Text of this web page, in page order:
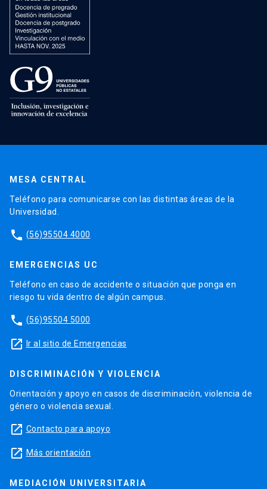
MESA CENTRAL
Teléfono para comunicarse con las distintas áreas de la
Universidad.
phone (56)95504 4000
EMERGENCIAS UC
Teléfono en caso de accidente o situación que ponga en
riesgo tu vida dentro de algún campus.
phone (56)95504 5000
launch Ir al sitio de Emergencias
DISCRIMINACIÓN Y VIOLENCIA
Orientación y apoyo en casos de discriminación, violencia de
género o violencia sexual.
launch Contacto para apoyo
launch Más orientación
MEDIACIÓN UNIVERSITARIA